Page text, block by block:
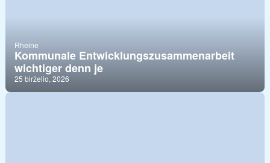
Rheine
Kommunale Entwicklungszusammenarbeit
wichtiger denn je
25 birželio, 2026